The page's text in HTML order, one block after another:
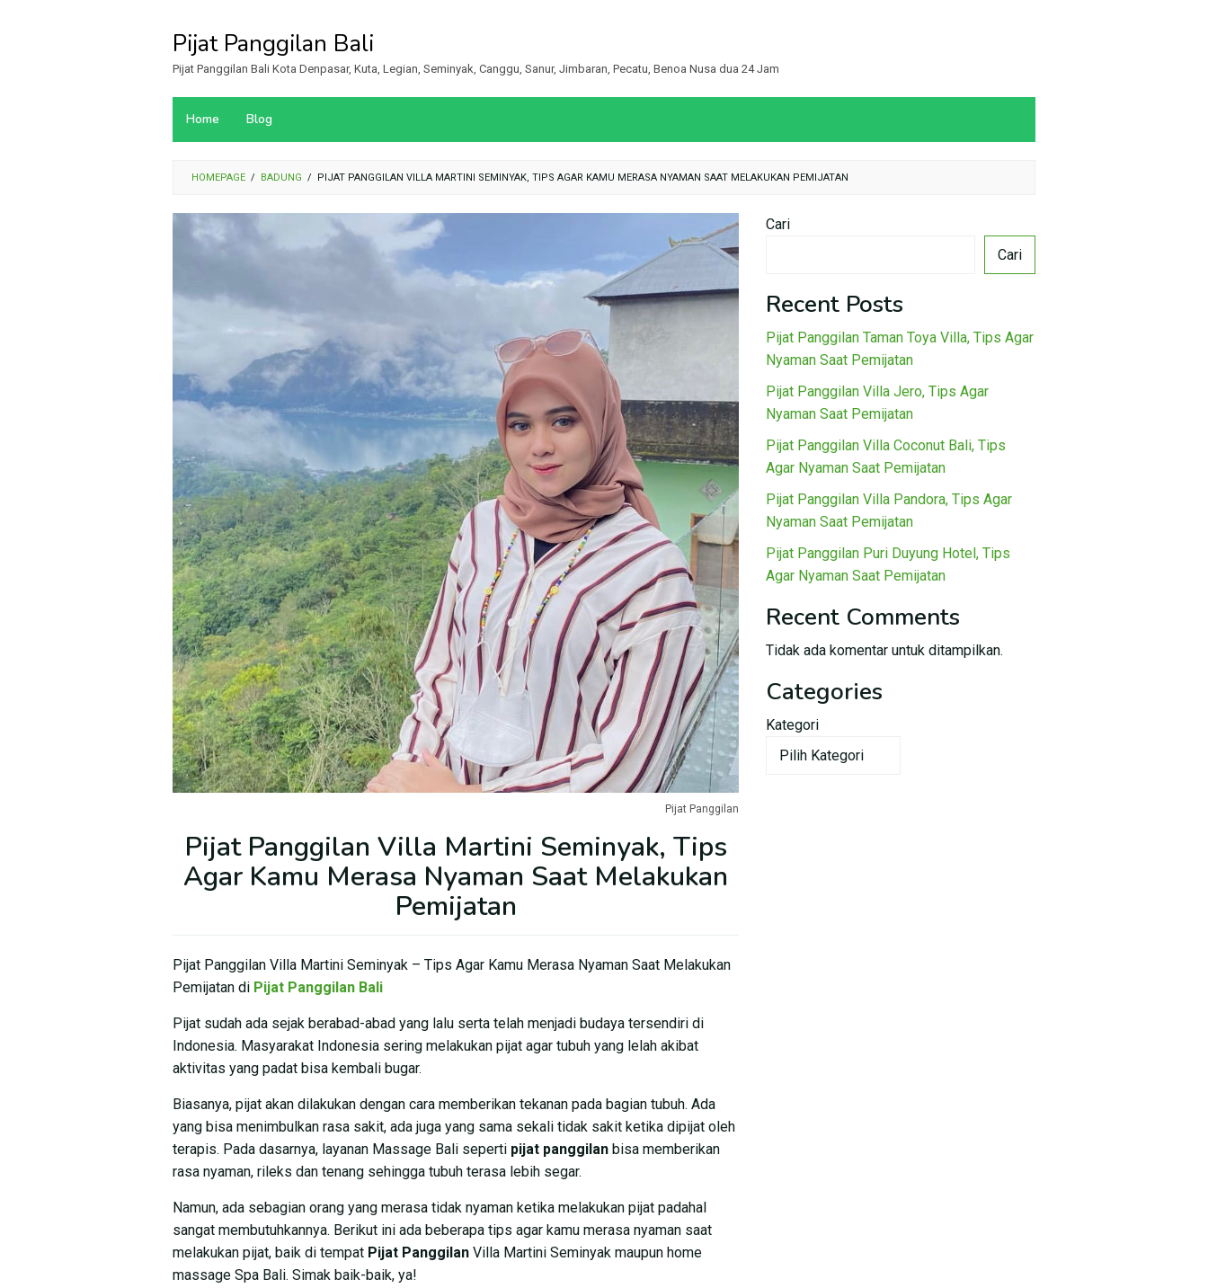
Pijat Panggilan Bali
Pijat Panggilan Bali Kota Denpasar, Kuta, Legian, Seminyak, Canggu, Sanur, Jimbaran, Pecatu, Benoa Nusa dua 24 Jam
Home Blog
HOMEPAGE / BADUNG / PIJAT PANGGILAN VILLA MARTINI SEMINYAK, TIPS AGAR KAMU MERASA NYAMAN SAAT MELAKUKAN PEMIJATAN
Pijat Panggilan
Pijat Panggilan Villa Martini Seminyak, Tips
Agar Kamu Merasa Nyaman Saat Melakukan
Pemijatan
Pijat Panggilan Villa Martini Seminyak – Tips Agar Kamu Merasa Nyaman Saat Melakukan
Pemijatan di Pijat Panggilan Bali
Pijat sudah ada sejak berabad-abad yang lalu serta telah menjadi budaya tersendiri di
Indonesia. Masyarakat Indonesia sering melakukan pijat agar tubuh yang lelah akibat
aktivitas yang padat bisa kembali bugar.
Biasanya, pijat akan dilakukan dengan cara memberikan tekanan pada bagian tubuh. Ada
yang bisa menimbulkan rasa sakit, ada juga yang sama sekali tidak sakit ketika dipijat oleh
terapis. Pada dasarnya, layanan Massage Bali seperti pijat panggilan bisa memberikan
rasa nyaman, rileks dan tenang sehingga tubuh terasa lebih segar.
Namun, ada sebagian orang yang merasa tidak nyaman ketika melakukan pijat padahal
sangat membutuhkannya. Berikut ini ada beberapa tips agar kamu merasa nyaman saat
melakukan pijat, baik di tempat Pijat Panggilan Villa Martini Seminyak maupun home
massage Spa Bali. Simak baik-baik, ya!
Cari
Cari
Recent Posts
Pijat Panggilan Taman Toya Villa, Tips Agar
Nyaman Saat Pemijatan
Pijat Panggilan Villa Jero, Tips Agar
Nyaman Saat Pemijatan
Pijat Panggilan Villa Coconut Bali, Tips
Agar Nyaman Saat Pemijatan
Pijat Panggilan Villa Pandora, Tips Agar
Nyaman Saat Pemijatan
Pijat Panggilan Puri Duyung Hotel, Tips
Agar Nyaman Saat Pemijatan
Recent Comments
Tidak ada komentar untuk ditampilkan.
Categories
Kategori